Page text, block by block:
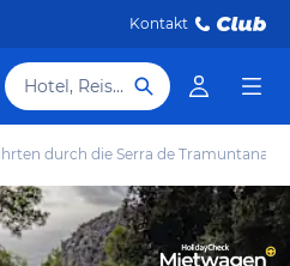
Kontakt
Hotel, Reiseziel
durch die Serra de Tramuntana